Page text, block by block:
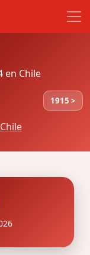
en Chile
1915 >